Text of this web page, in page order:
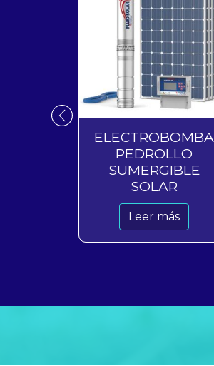
ELECTROBOMBA
PEDROLLO
SUMERGIBLE
SOLAR
Leer más